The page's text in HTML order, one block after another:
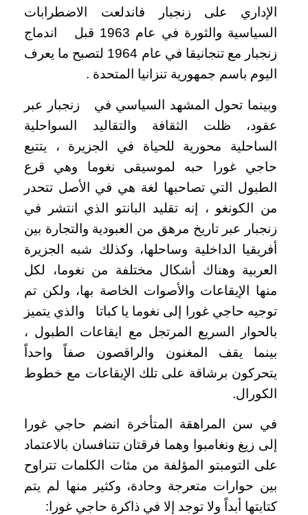
الإداري على زنجبار فاندلعت الاضطرابات
السياسية والثورة في عام 1963 قبل اندماج
زنجبار مع تنجانيقا في عام 1964 لتصبح ما يعرف
اليوم باسم جمهورية تنزانيا المتحدة .
وبينما تحول المشهد السياسي في زنجبار عبر
عقود، ظلت الثقافة والتقاليد السواحلية
الساحلية محورية للحياة في الجزيرة ، يتتبع
حاجي غورا حبه لموسيقى نغوما وهي قرع
الطبول التي تصاحبها لغة هي في الأصل تتحدر
من الكونغو ، إنه تقليد البانتو الذي انتشر في
زنجبار عبر تاريخ مرهق من العبودية والتجارة بين
أفريقيا الداخلية وساحلها، وكذلك شبه الجزيرة
العربية وهناك أشكال مختلفة من نغوما، لكل
منها الإيقاعات والأصوات الخاصة بها، ولكن تم
توجيه حاجي غورا إلى نغوما يا كباتا والذي يتميز
بالحوار السريع المرتجل مع ايقاعات الطبول ،
بينما يقف المغنون والراقصون صفاً واحداً
يتحركون برشاقة على تلك الإيقاعات مع خطوط
الكورال.
في سن المراهقة المتأخرة انضم حاجي غورا
إلى زيغ ونغامبوا وهما فرقتان تتنافسان بالاعتماد
على التومبتو المؤلفة من مئات الكلمات تتراوح
بين حوارات متعرجة وحادة، وكثير منها لم يتم
كتابتها أبداً ولا توجد إلا في ذاكرة حاجي غورا: